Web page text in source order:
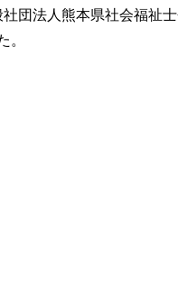
団法人熊本県社会福祉
。